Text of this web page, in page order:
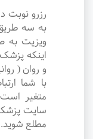
رزرو نوبت
به سه
ویزیت به
اینکه
و روان (
با شما
متغیر
سایت
مطلع شوید.